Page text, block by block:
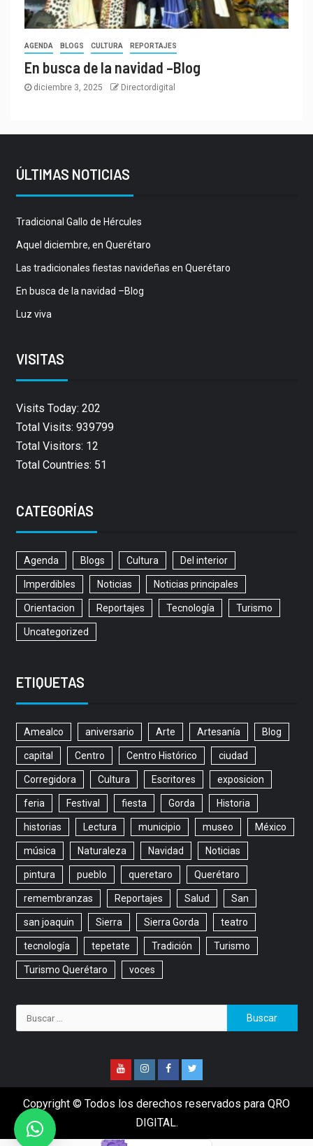
AGENDA BLOGS CULTURA REPORTAJES
En busca de la navidad –Blog
diciembre 3, 2025 Directordigital
ÚLTIMAS NOTICIAS
Tradicional Gallo de Hércules
Aquel diciembre, en Querétaro
Las tradicionales fiestas navideñas en Querétaro
En busca de la navidad –Blog
Luz viva
VISITAS
Visits Today: 202
Total Visits: 939799
Total Visitors: 12
Total Countries: 51
CATEGORÍAS
Agenda Blogs Cultura Del interior
Imperdibles Noticias Noticias principales
Orientacion Reportajes Tecnología Turismo
Uncategorized
ETIQUETAS
Amealco aniversario Arte Artesanía Blog
capital Centro Centro Histórico ciudad
Corregidora Cultura Escritores exposicion
feria Festival fiesta Gorda Historia
historias Lectura municipio museo México
música Naturaleza Navidad Noticias
pintura pueblo queretaro Querétaro
remembranzas Reportajes Salud San
san joaquin Sierra Sierra Gorda teatro
tecnología tepetate Tradición Turismo
Turismo Querétaro voces
Copyright © Todos los derechos reservados para QRO
DIGITAL.